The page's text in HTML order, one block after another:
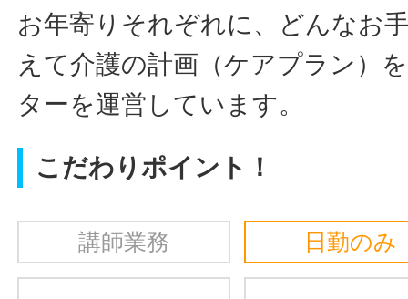
お年寄りそれぞれに、どんなお
えて介護の計画（ケアプラン）
ターを運営しています。
こだわりポイント！
講師業務 日勤のみ